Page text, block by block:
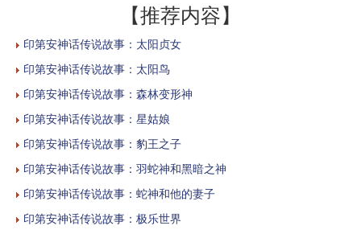
【推荐内容】
印第安神话传说故事：太阳贞女
印第安神话传说故事：太阳鸟
印第安神话传说故事：森林变形神
印第安神话传说故事：星姑娘
印第安神话传说故事：豹王之子
印第安神话传说故事：羽蛇神和黑暗之神
印第安神话传说故事：蛇神和他的妻子
印第安神话传说故事：极乐世界